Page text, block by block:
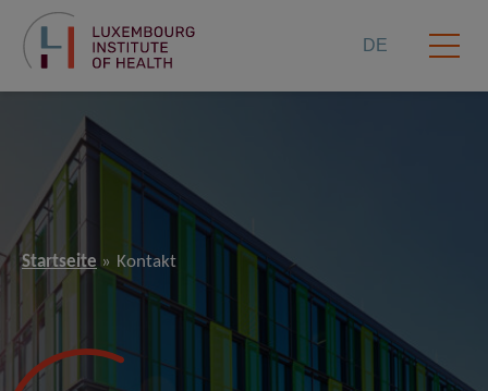
DE
Startseite Kontakt